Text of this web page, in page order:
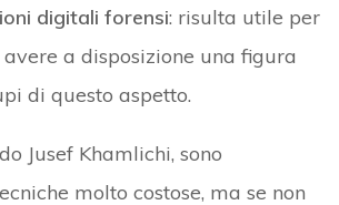
digitali forensi: risulta utile per
a disposizione una figura
di questo aspetto.
Jusef Khamlichi, sono
molto costose, ma se non